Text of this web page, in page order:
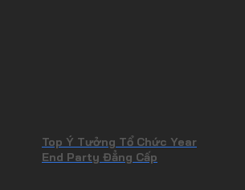
Top Ý Tưởng Tổ Chức Year
End Party Đẳng Cấp